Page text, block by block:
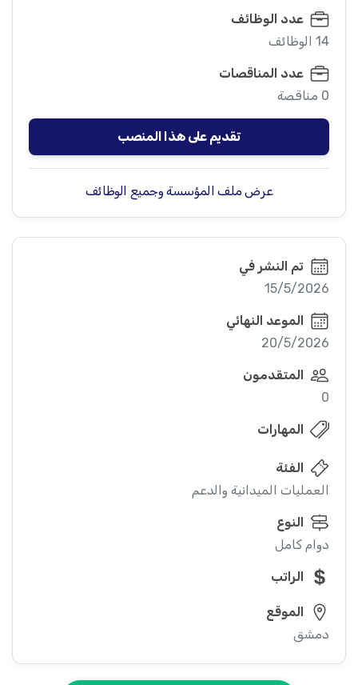
عدد الوظائف
14 الوظائف
عدد المناقصات
0 مناقصة
تقديم على هذا المنصب
عرض ملف المؤسسة وجميع الوظائف
تم النشر في
15/5/2026
الموعد النهائي
20/5/2026
المتقدمون
0
المهارات
الفئة
العمليات الميدانية والدعم
النوع
دوام كامل
الراتب
الموقع
دمشق